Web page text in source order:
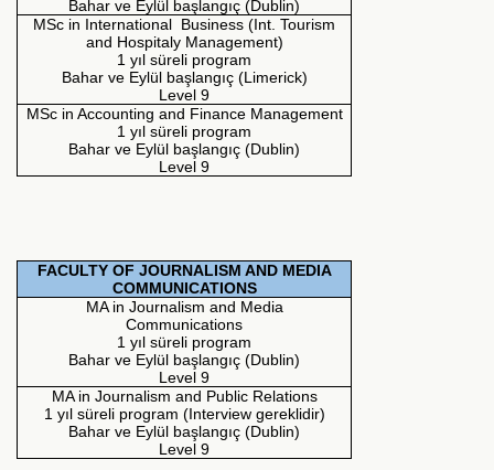
Bahar ve Eylül başlangıç (Dublin)
MSc in International Business (Int. Tourism
and Hospitaly Management)
1 yıl süreli program
Bahar ve Eylül başlangıç (Limerick)
Level 9
MSc in Accounting and Finance Management
1 yıl süreli program
Bahar ve Eylül başlangıç (Dublin)
Level 9
FACULTY OF JOURNALISM AND MEDIA
COMMUNICATIONS
MA in Journalism and Media
Communications
1 yıl süreli program
Bahar ve Eylül başlangıç (Dublin)
Level 9
MA in Journalism and Public Relations
1 yıl süreli program (Interview gereklidir)
Bahar ve Eylül başlangıç (Dublin)
Level 9